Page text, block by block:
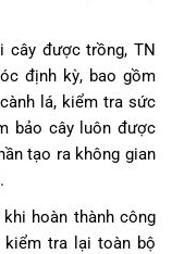
cây được trồng, TN
định kỳ, bao gồm
lá, kiểm tra sức
bảo cây luôn được
tạo ra không gian
hoàn thành công
kiểm tra lại toàn bộ